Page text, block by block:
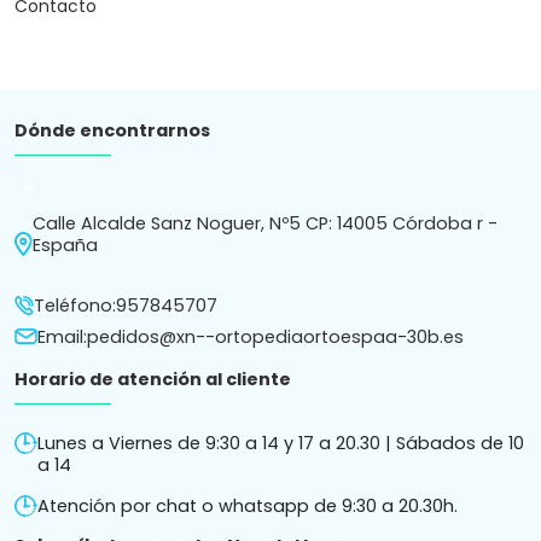
Recibe en tu correo novedades y consejos.
Política de
cookies
Política de
Términos y condiciones
Ortopedia Ortoespaña S.L. ha sido beneficiaria de Fondos
las PYMES, y gracias al cual ha puesto en marcha un Plan de
Acción con el objetivo de reforzar la digitalización y la